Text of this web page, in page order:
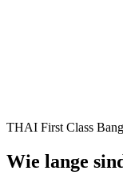
THAI First Class
Wie lange